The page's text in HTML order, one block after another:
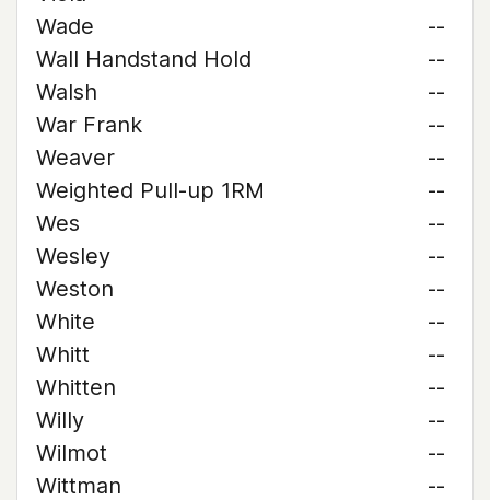
Wade
--
Wall Handstand Hold
--
Walsh
--
War Frank
--
Weaver
--
Weighted Pull-up 1RM
--
Wes
--
Wesley
--
Weston
--
White
--
Whitt
--
Whitten
--
Willy
--
Wilmot
--
Wittman
--